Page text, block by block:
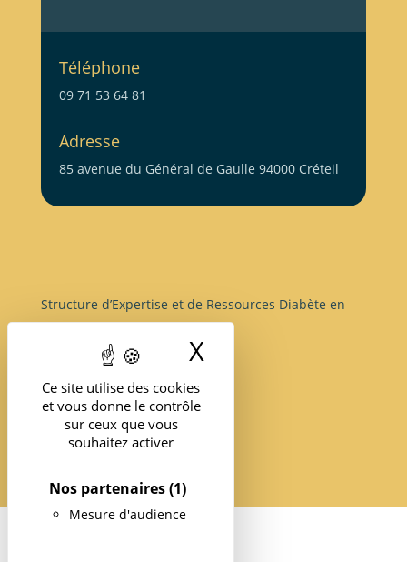
Ce site utilise des cookies
et vous donne le contrôle
sur ceux que vous
souhaitez activer
Nos partenaires(1)
Mesure d'audience
X
Téléphone
09 71 53 64 81
Adresse
85 avenue du Général de Gaulle 94000 Créteil
Structure d’Expertise et de Ressources Diabète en
île-de-France